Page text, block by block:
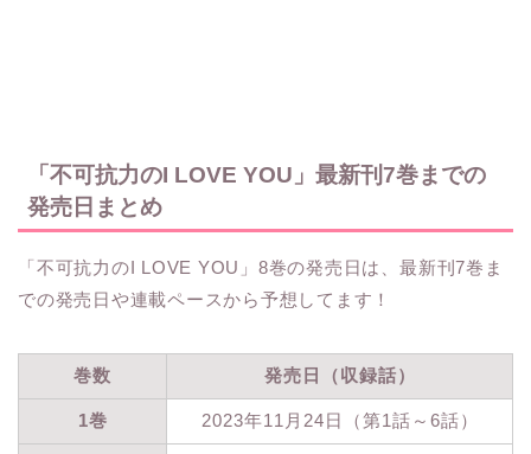
「不可抗力のI LOVE YOU」最新刊7巻までの
発売日まとめ
「不可抗力のI LOVE YOU」8巻の発売日は、最新刊7巻ま
での発売日や連載ペースから予想してます！
巻数 発売日（収録話）
1巻 2023年11月24日（第1話～6話）